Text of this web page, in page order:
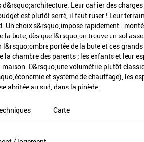
Leur cahier des
est plutôt serré, il faut ruser ! Leur
Un choix s&rsquo;impose rapidement :
la bute, dès que l&rsquo;on trouve un sol
l&rsquo;ombre portée de la bute et des
la chambre des parents ; les enfants et leur
D&rsquo;une volumétrie plutôt
et système de chauffage), les
abritée au sud, dans la pinède.
Carte